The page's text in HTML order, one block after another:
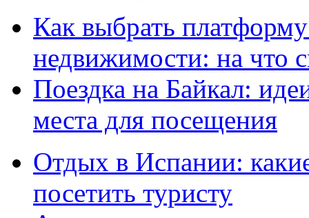
Как выбрать
недвижимости: на что
Поездка на Байкал:
места для посещения
Отдых в Испании:
посетить туристу